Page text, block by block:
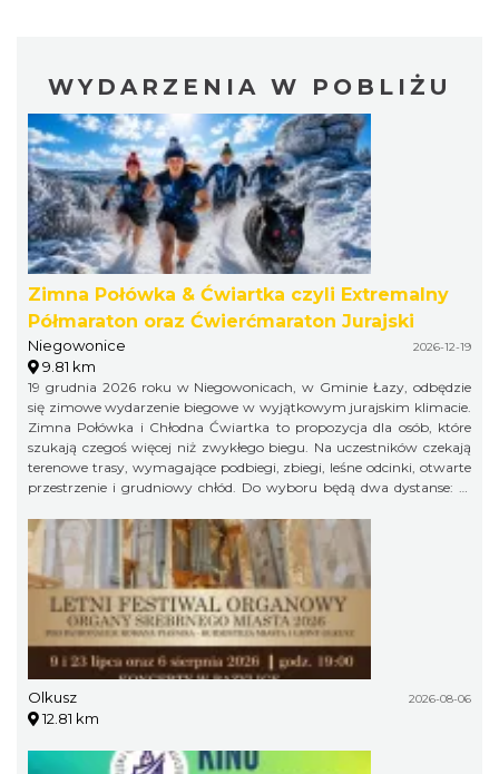
WYDARZENIA W POBLIŻU
Zimna Połówka & Ćwiartka czyli Extremalny
Półmaraton oraz Ćwierćmaraton Jurajski
Niegowonice 2026-12-19
9.81 km
19 grudnia 2026 roku w Niegowonicach, w Gminie Łazy, odbędzie
się zimowe wydarzenie biegowe w wyjątkowym jurajskim klimacie.
Zimna Połówka i Chłodna Ćwiartka to propozycja dla osób, które
szukają czegoś więcej niż zwykłego biegu. Na uczestników czekają
terenowe trasy, wymagające podbiegi, zbiegi, leśne odcinki, otwarte
przestrzenie i grudniowy chłód. Do wyboru będą dwa dystanse: 21
jako Extremalny Ćwierćmaraton Jurajski. Krótszy dystans jest
przeznaczony zarówno dla biegaczy, jak i miłośników nordic
walking. Trasy zostaną przygotowane bezpiecznie, ale zachowają
swój terenowy charakter i zimowy pazur.
Olkusz 2026-08-06
12.81 km